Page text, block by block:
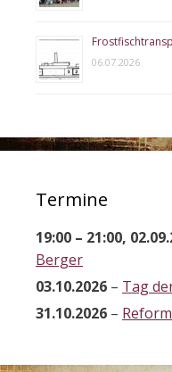
06.07.2026
Termine
19:00 – 21:00,
Berger
03.10.2026 – Tag
31.10.2026 –